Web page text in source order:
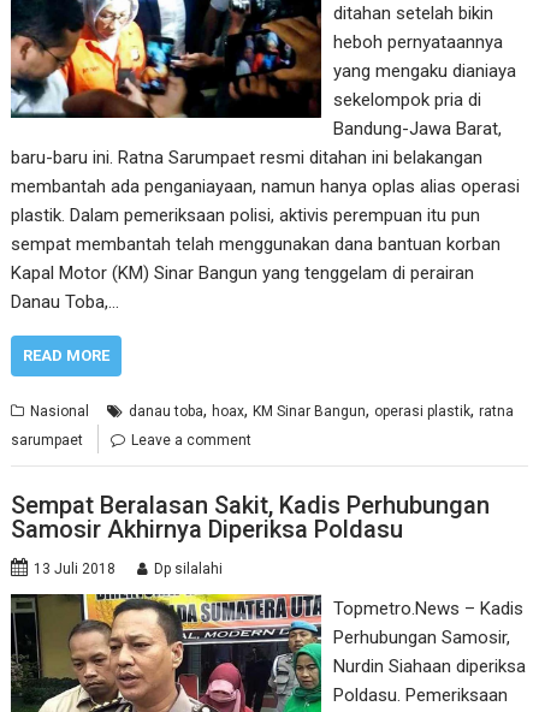
ditahan setelah bikin
heboh pernyataannya
yang mengaku dianiaya
sekelompok pria di
Bandung-Jawa Barat,
baru-baru ini. Ratna Sarumpaet resmi ditahan ini belakangan
membantah ada penganiayaan, namun hanya oplas alias operasi
plastik. Dalam pemeriksaan polisi, aktivis perempuan itu pun
sempat membantah telah menggunakan dana bantuan korban
Kapal Motor (KM) Sinar Bangun yang tenggelam di perairan
Danau Toba,…
READ MORE
Nasional danau toba,hoax,KM Sinar Bangun, operasi plastik,ratna
sarumpaet
Leave a comment
Sempat Beralasan Sakit, Kadis Perhubungan
Samosir Akhirnya Diperiksa Poldasu
13 Juli 2018 Dp silalahi
Topmetro.News – Kadis
Perhubungan Samosir,
Nurdin Siahaan diperiksa
Poldasu. Pemeriksaan